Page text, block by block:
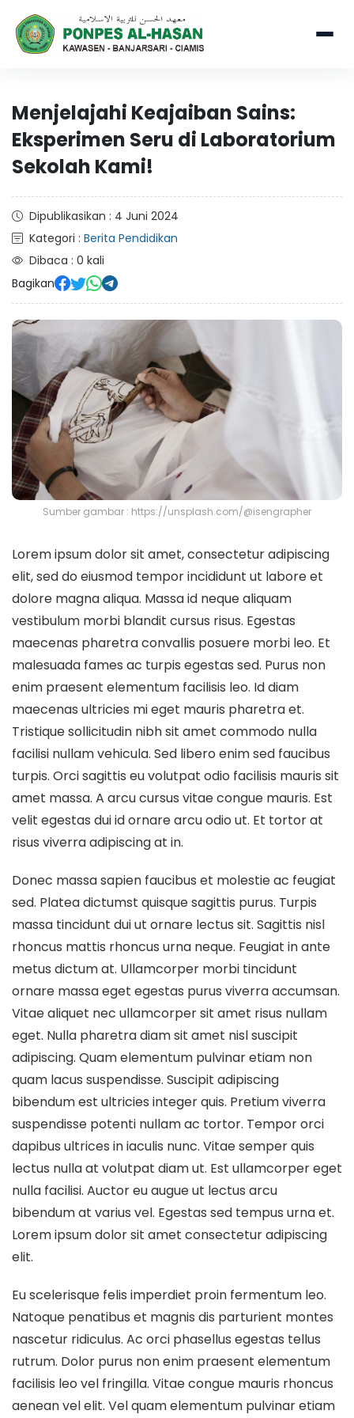
Menjelajahi Keajaiban Sains:
Eksperimen Seru di Laboratorium
Sekolah Kami!
Dipublikasikan : 4 Juni 2024
Kategori : Berita Pendidikan
Dibaca : 0 kali
Bagikan
Sumber gambar : https://unsplash.com/@isengrapher
Lorem ipsum dolor sit amet, consectetur adipiscing
elit, sed do eiusmod tempor incididunt ut labore et
dolore magna aliqua. Massa id neque aliquam
vestibulum morbi blandit cursus risus. Egestas
maecenas pharetra convallis posuere morbi leo. Et
malesuada fames ac turpis egestas sed. Purus non
enim praesent elementum facilisis leo. Id diam
maecenas ultricies mi eget mauris pharetra et.
Tristique sollicitudin nibh sit amet commodo nulla
facilisi nullam vehicula. Sed libero enim sed faucibus
turpis. Orci sagittis eu volutpat odio facilisis mauris sit
amet massa. A arcu cursus vitae congue mauris. Est
velit egestas dui id ornare arcu odio ut. Et tortor at
risus viverra adipiscing at in.
Donec massa sapien faucibus et molestie ac feugiat
sed. Platea dictumst quisque sagittis purus. Turpis
massa tincidunt dui ut ornare lectus sit. Sagittis nisl
rhoncus mattis rhoncus urna neque. Feugiat in ante
metus dictum at. Ullamcorper morbi tincidunt
ornare massa eget egestas purus viverra accumsan.
Vitae aliquet nec ullamcorper sit amet risus nullam
eget. Nulla pharetra diam sit amet nisl suscipit
adipiscing. Quam elementum pulvinar etiam non
quam lacus suspendisse. Suscipit adipiscing
bibendum est ultricies integer quis. Pretium viverra
suspendisse potenti nullam ac tortor. Tempor orci
dapibus ultrices in iaculis nunc. Vitae semper quis
lectus nulla at volutpat diam ut. Est ullamcorper eget
nulla facilisi. Auctor eu augue ut lectus arcu
bibendum at varius vel. Egestas sed tempus urna et.
Lorem ipsum dolor sit amet consectetur adipiscing
elit.
Eu scelerisque felis imperdiet proin fermentum leo.
Natoque penatibus et magnis dis parturient montes
nascetur ridiculus. Ac orci phasellus egestas tellus
rutrum. Dolor purus non enim praesent elementum
facilisis leo vel fringilla. Vitae congue mauris rhoncus
aenean vel elit. Vel quam elementum pulvinar etiam